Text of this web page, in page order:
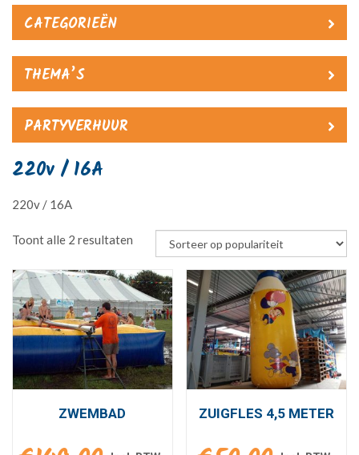
CATEGORIEËN
THEMA’S
PARTYVERHUUR
220v / 16A
220v / 16A
Toont alle 2 resultaten Gesorteerd
populariteit
ZWEMBAD ZUIGFLES 4,5 METER